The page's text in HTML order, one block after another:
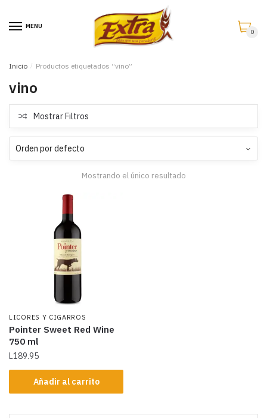
MENU
0
Inicio / Productos etiquetados “vino”
vino
Mostrar Filtros
Mostrando el único resultado
LICORES Y CIGARROS
Pointer Sweet Red Wine
750 ml
L189.95
Añadir al carrito